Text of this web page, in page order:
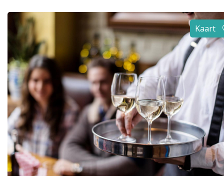
Uitgelichte bestemmingen
Alle steden
Phoenix
Kaart